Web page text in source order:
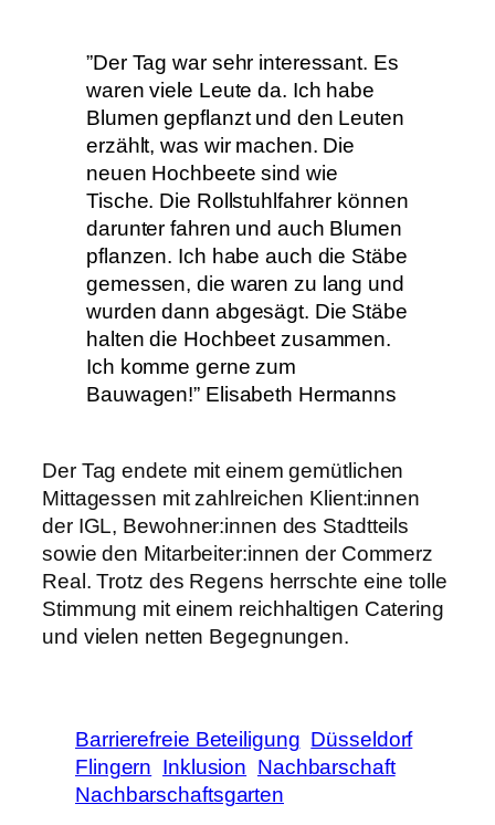
”Der Tag war sehr interessant. Es
waren viele Leute da. Ich habe
Blumen gepflanzt und den Leuten
erzählt, was wir machen. Die
neuen Hochbeete sind wie
Tische. Die Rollstuhlfahrer können
darunter fahren und auch Blumen
pflanzen. Ich habe auch die Stäbe
gemessen, die waren zu lang und
wurden dann abgesägt. Die Stäbe
halten die Hochbeet zusammen.
Ich komme gerne zum
Bauwagen!” Elisabeth Hermanns
Der Tag endete mit einem gemütlichen
Mittagessen mit zahlreichen Klient:innen
der IGL, Bewohner:innen des Stadtteils
sowie den Mitarbeiter:innen der Commerz
Real. Trotz des Regens herrschte eine tolle
Stimmung mit einem reichhaltigen Catering
und vielen netten Begegnungen.
Barrierefreie Beteiligung Düsseldorf
Flingern Inklusion Nachbarschaft
Nachbarschaftsgarten